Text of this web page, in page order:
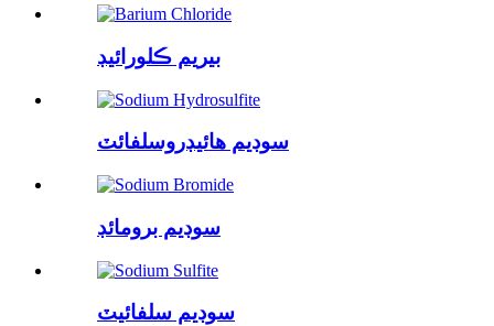
بيريم ڪلورائيڊ
سوڊيم هائيڊروسلفائٽ
سوڊيم برومائڊ
سوڊيم سلفائيٽ